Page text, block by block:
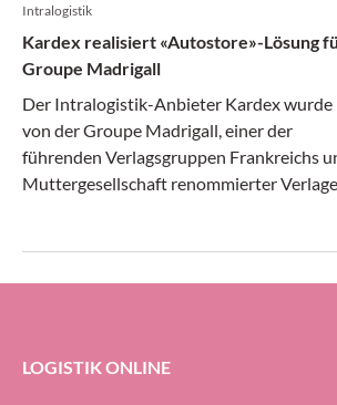
Intralogistik
Kardex realisiert «Autostore»-Lösung
Groupe Madrigall
Der Intralogistik-Anbieter Kardex wurde
von der Groupe Madrigall, einer der
führenden Verlagsgruppen Frankreichs
Muttergesellschaft renommierter Verlage
das neue Distributionszentrum des
LOGISTIK ONLINE